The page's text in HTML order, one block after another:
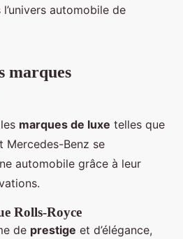
automobile de
marques
marques de luxe telles que
Mercedes-Benz se
automobile grâce à leur
Rolls-Royce
de prestige et d’élégance,